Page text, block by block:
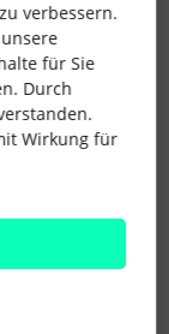
verbessern.
für Sie
Durch
Wirkung für